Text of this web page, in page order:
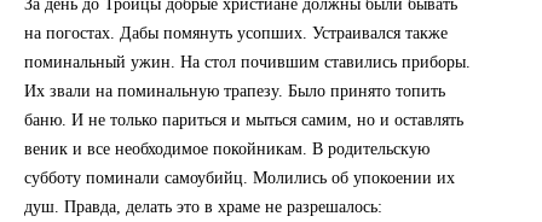
За день до Троицы добрые христиане должны были бывать
на погостах. Дабы помянуть усопших. Устраивался также
поминальный ужин. На стол почившим ставились приборы.
Их звали на поминальную трапезу. Было принято топить
баню. И не только париться и мыться самим, но и оставлять
веник и все необходимое покойникам. В родительскую
субботу поминали самоубийц. Молились об упокоении их
душ. Правда, делать это в храме не разрешалось: